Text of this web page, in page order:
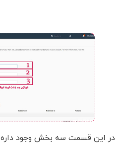
در این قسمت سه بخش وجود داره